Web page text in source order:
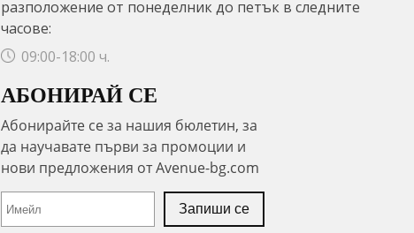
разположение от понеделник до петък в следните
часове:
09:00-18:00 ч.
АБОНИРАЙ СЕ